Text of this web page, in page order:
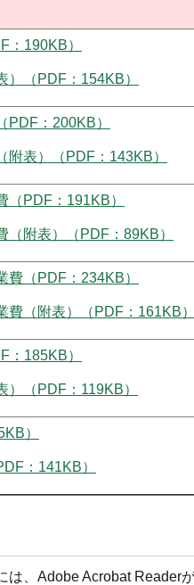
：190KB）
）（PDF：154KB）
PDF：200KB）
附表）（PDF：143KB）
（PDF：191KB）
附表）（PDF：89KB）
費（PDF：234KB）
（附表）（PDF：161KB）
：185KB）
（PDF：119KB）
）
：141KB）
、Adobe Acrobat Reader